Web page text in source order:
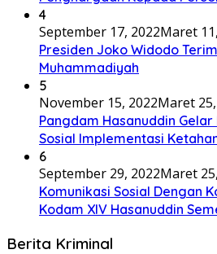
4
September 17, 2022Maret
Presiden Joko Widodo
Muhammadiyah
5
November 15, 2022Maret
Pangdam Hasanuddin
Sosial Implementasi
6
September 29, 2022Maret
Komunikasi Sosial Dengan
Kodam XIV Hasanuddin
Berita Kriminal